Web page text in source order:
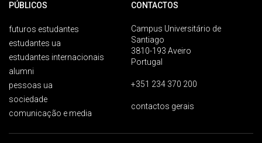
PÚBLICOS
futuros estudantes
estudantes ua
estudantes internacionais
alumni
pessoas ua
sociedade
comunicação e media
CONTACTOS
Campus Universitário de
Santiago
3810-193 Aveiro
Portugal
+351 234 370 200
contactos gerais